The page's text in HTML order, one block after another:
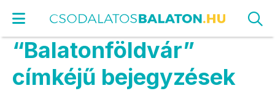
“Balatonföldvár”
címkéjű bejegyzések